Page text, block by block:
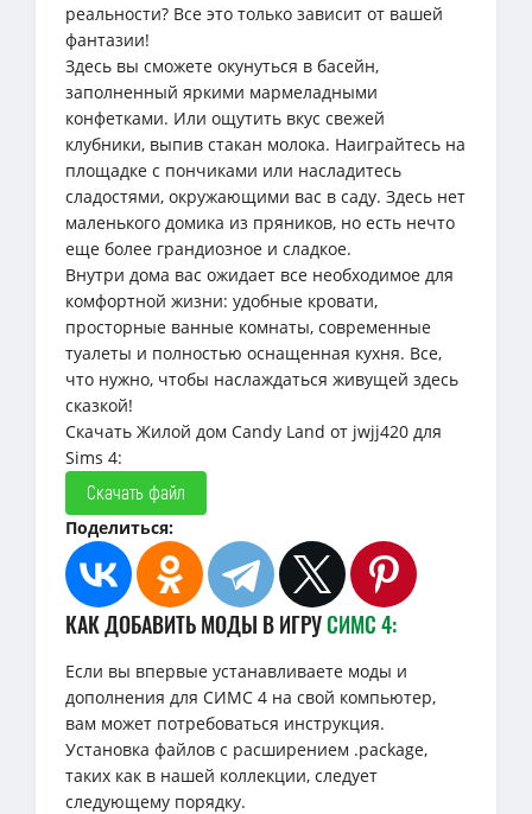
реальности? Все это только зависит от вашей
фантазии!
Здесь вы сможете окунуться в басейн,
заполненный яркими мармеладными
конфетками. Или ощутить вкус свежей
клубники, выпив стакан молока. Наиграйтесь на
площадке с пончиками или насладитесь
сладостями, окружающими вас в саду. Здесь нет
маленького домика из пряников, но есть нечто
еще более грандиозное и сладкое.
Внутри дома вас ожидает все необходимое для
комфортной жизни: удобные кровати,
просторные ванные комнаты, современные
туалеты и полностью оснащенная кухня. Все,
что нужно, чтобы наслаждаться живущей здесь
сказкой!
Скачать Жилой дом Candy Land от jwjj420 для
Sims 4:
Скачать файл
Поделиться:
КАК ДОБАВИТЬ МОДЫ В ИГРУСИМС 4:
Если вы впервые устанавливаете моды и
дополнения для СИМС 4 на свой компьютер,
вам может потребоваться инструкция.
Установка файлов с расширением .package,
таких как в нашей коллекции, следует
следующему порядку.